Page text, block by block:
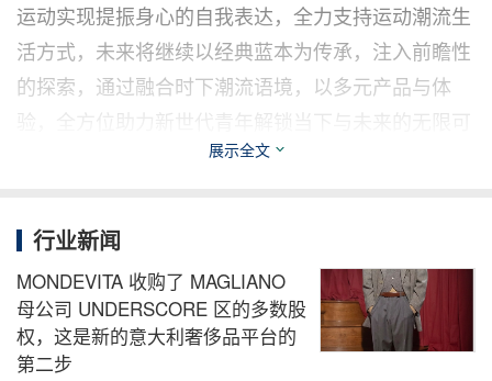
运动实现提振身心的自我表达，全力支持运动潮流生
活方式，未来将继续以经典蓝本为传承，注入前瞻性
的探索，通过融合时下潮流语境，以多元产品与体
验，全方位助力新世代青年解锁当下与未来的无限可
ASICS亚瑟士品牌大使田嘉瑞限定周边将于3月5日正
式上线。3月5日至3月16日，于ASICS亚瑟士线下各
大门店和线上微商城消费，或参与打卡互动，就有机
会获得田嘉瑞随机敢应惊喜周边礼遇，更多详情信
息，敬
展示全文
行业新闻
MONDEVITA 收购了 MAGLIANO
母公司 UNDERSCORE 区的多数股
权，这是新的意大利奢侈品平台的
第二步